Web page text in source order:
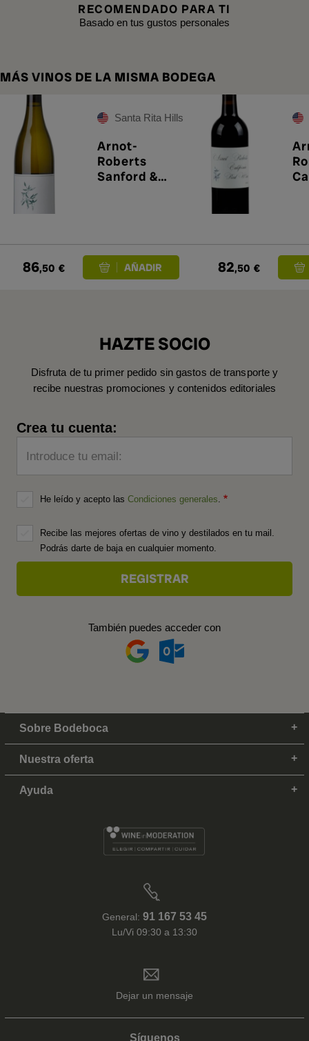
RECOMENDADO PARA TI
Basado en tus gustos personales
MÁS VINOS DE LA MISMA BODEGA
Santa Rita Hills
Arnot-
Roberts
Sanford &
86,50 € 82,50 €
HAZTE SOCIO
Disfruta de tu primer pedido sin gastos de transporte y
recibe nuestras promociones y contenidos editoriales
Crea tu cuenta:
Introduce tu email:
He leído y acepto las Condiciones generales
Recibe las mejores ofertas de vino y destilados en tu mail.
Podrás darte de baja en cualquier momento.
También puedes acceder con
Sobre Bodeboca
Nuestra oferta
Ayuda
General: 91 167 53 45
Lu/Vi 09:30 a 13:30
Dejar un mensaje
Síguenos